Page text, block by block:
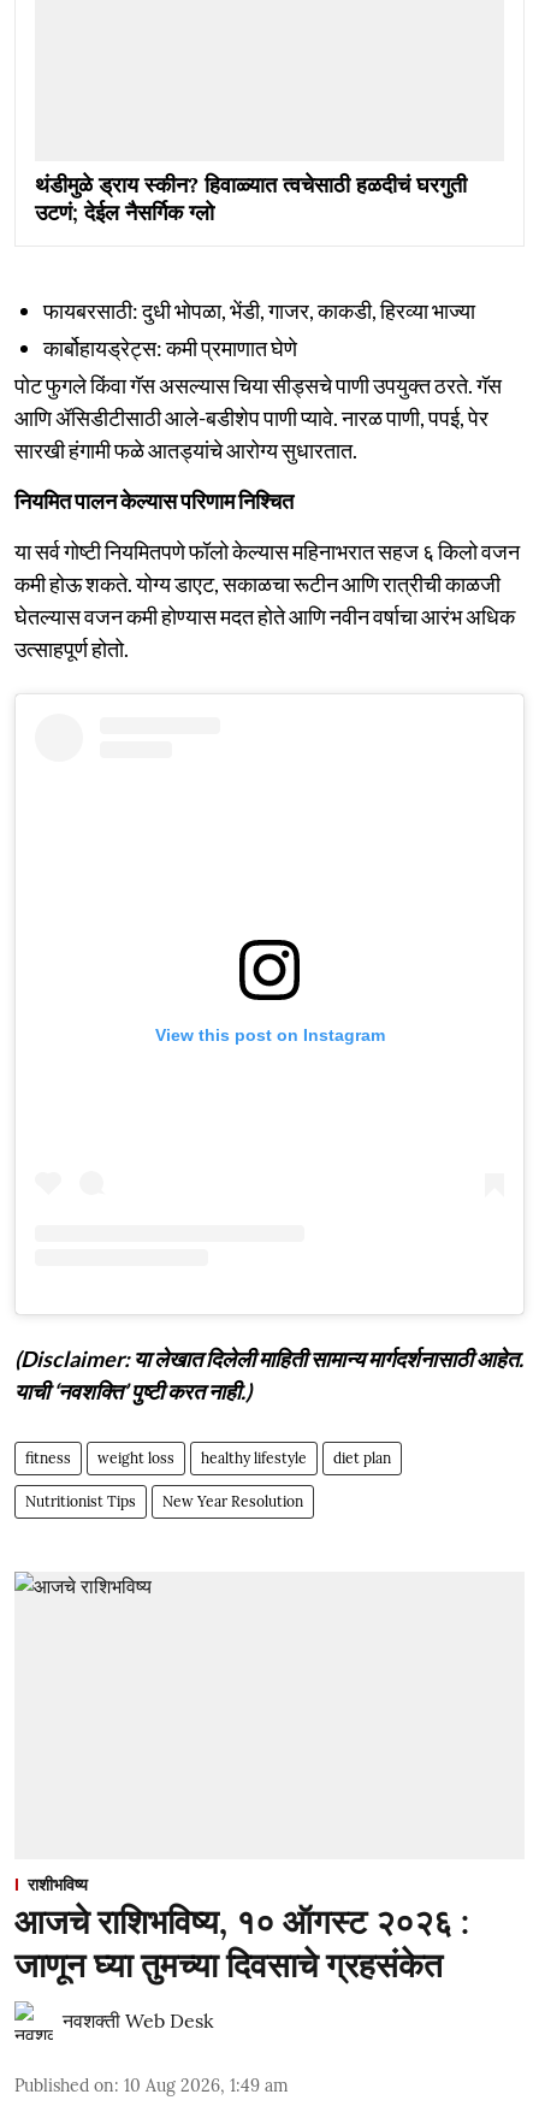
थंडीमुळे ड्राय स्कीन? हिवाळ्यात त्वचेसाठी हळदीचं घरगुती
उटणं; देईल नैसर्गिक ग्लो
फायबरसाठी: दुधी भोपळा, भेंडी, गाजर, काकडी, हिरव्या भाज्या
कार्बोहायड्रेट्स: कमी प्रमाणात घेणे
पोट फुगले किंवा गॅस असल्यास चिया सीड्सचे पाणी उपयुक्त ठरते. गॅस
आणि ॲसिडीटीसाठी आले-बडीशेप पाणी प्यावे. नारळ पाणी, पपई, पेर
सारखी हंगामी फळे आतड्यांचे आरोग्य सुधारतात.
नियमित पालन केल्यास परिणाम निश्चित
या सर्व गोष्टी नियमितपणे फॉलो केल्यास महिनाभरात सहज ६ किलो वजन
कमी होऊ शकते. योग्य डाएट, सकाळचा रूटीन आणि रात्रीची काळजी
घेतल्यास वजन कमी होण्यास मदत होते आणि नवीन वर्षाचा आरंभ अधिक
उत्साहपूर्ण होतो.
View this post on Instagram
(Disclaimer: या लेखात दिलेली माहिती सामान्य मार्गदर्शनासाठी आहेत.
याची ‘नवशक्ति’ पुष्टी करत नाही.)
fitness weight loss healthy lifestyle diet plan
Nutritionist Tips New Year Resolution
राशीभविष्य
आजचे राशिभविष्य, १० ऑगस्ट २०२६ :
जाणून घ्या तुमच्या दिवसाचे ग्रहसंकेत
नवशक्ती Web Desk
Published on: 10 Aug 2026, 1:49 am